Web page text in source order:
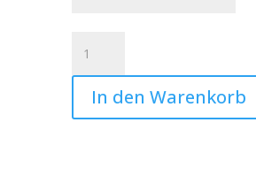
Sternenkind
Elefant
Mädchen
Art.Nr.:10298
In den Warenkorb